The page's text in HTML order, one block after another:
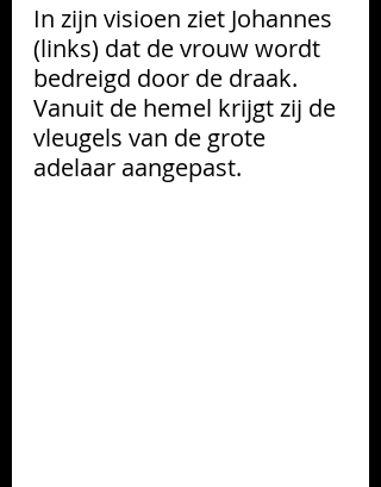
In zijn visioen ziet Johannes
(links) dat de vrouw wordt
bedreigd door de draak.
Vanuit de hemel krijgt zij de
vleugels van de grote
adelaar aangepast.